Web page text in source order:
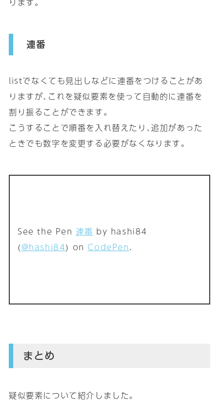
連番
listでなくても見出しなどに連番をつけることがあ
りますが､これを疑似要素を使って自動的に連番を
割り振ることができます｡
こうすることで順番を入れ替えたり､追加があった
ときでも数字を変更する必要がなくなります｡
See the Pen連番 by hashi84
(@hashi84) on CodePen.
まとめ
疑似要素について紹介しました｡